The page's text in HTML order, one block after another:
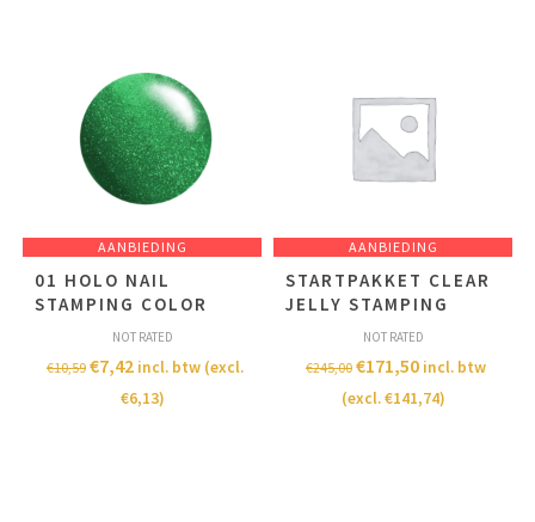
AANBIEDING
01 HOLO NAIL
STAMPING COLOR
NOT RATED
€10,59 €7,42 incl. btw (excl.
€6,13)
AANBIEDING
STARTPAKKET CLEAR
JELLY STAMPING
NOT RATED
€245,00 €171,50 incl. btw
(excl.€141,74)